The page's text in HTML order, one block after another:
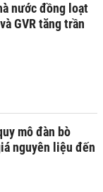
nước đồng loạt
GVR tăng trần
mô đàn bò
nguyên liệu đến